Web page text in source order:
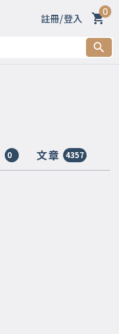
註冊/登入 0
0 文章 4357